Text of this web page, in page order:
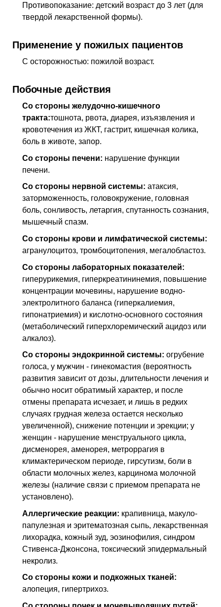
Противопоказание: детский возраст до 3 лет (для
твердой лекарственной формы).
Применение у пожилых пациентов
С осторожностью: пожилой возраст.
Побочные действия
Со стороны желудочно-кишечного
тракта:тошнота, рвота, диарея, изъязвления и
кровотечения из ЖКТ, гастрит, кишечная колика,
боль в животе, запор.
Со стороны печени: нарушение функции
печени.
Со стороны нервной системы: атаксия,
заторможенность, головокружение, головная
боль, сонливость, летаргия, спутанность сознания,
мышечный спазм.
Со стороны крови и лимфатической системы:
агранулоцитоз, тромбоцитопения, мегалобластоз.
Со стороны лабораторных показателей:
гиперурикемия, гиперкреатининемия, повышение
концентрации мочевины, нарушение водно-
электролитного баланса (гиперкалиемия,
гипонатриемия) и кислотно-основного состояния
(метаболический гиперхлоремический ацидоз или
алкалоз).
Со стороны эндокринной системы: огрубение
голоса, у мужчин - гинекомастия (вероятность
развития зависит от дозы, длительности лечения и
обычно носит обратимый характер, и после
отмены препарата исчезает, и лишь в редких
случаях грудная железа остается несколько
увеличенной), снижение потенции и эрекции; у
женщин - нарушение менструального цикла,
дисменорея, аменорея, метроррагия в
климактерическом периоде, гирсутизм, боли в
области молочных желез, карцинома молочной
железы (наличие связи с приемом препарата не
установлено).
Аллергические реакции: крапивница, макуло-
папулезная и эритематозная сыпь, лекарственная
лихорадка, кожный зуд, эозинофилия, синдром
Стивенса-Джонсона, токсический эпидермальный
некролиз.
Со стороны кожи и подкожных тканей:
алопеция, гипертрихоз.